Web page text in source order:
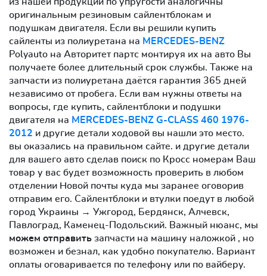
оригинальным резиновым сайлентблокам и
подушкам двигателя. Если вы решили купить
сайленты из полиуретана на MERCEDES-BENZ
Polyauto на Авторитет партс монтируя их на авто Вы
получаете более длительный срок службы. Также на
запчасти из полиуретана даётся гарантия 365 дней
независимо от пробега. Если вам нужны ответы на
вопросы, где купить, сайлентблоки и подушки
двигателя на MERCEDES-BENZ G-CLASS 460 1976-
2012 и другие детали ходовой вы нашли это место.
вы оказались на правильном сайте. и другие детали
для вашего авто сделав поиск по Кросс номерам Ваш
товар у вас будет возможность проверить в любом
отделении Новой почты куда мы заранее оговорив
отправим его. Сайлентблоки и втулки поедут в любой
город Украины → Ужгород, Бердянск, Алчевск,
Павлоград, Каменец-Подольский. Важный нюанс, мы
можем отправить запчасти на машину наложкой , но
возможен и безнал, как удобно покупателю. Вариант
оплаты оговаривается по телефону или по вайберу.